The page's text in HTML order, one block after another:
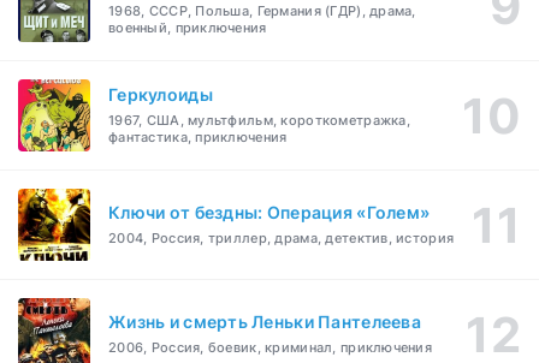
1968, СССР, Польша, Германия (ГДР), драма,
военный, приключения
Геркулоиды
1967, США, мультфильм, короткометражка,
фантастика, приключения
Ключи от бездны: Операция «Голем»
2004, Россия, триллер, драма, детектив, история
Жизнь и смерть Леньки Пантелеева
2006, Россия, боевик, криминал, приключения